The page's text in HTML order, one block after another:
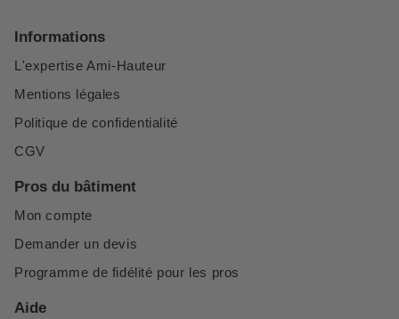
Informations
L'expertise Ami-Hauteur
Mentions légales
Politique de confidentialité
CGV
Pros du bâtiment
Mon compte
Demander un devis
Programme de fidélité pour les pros
Aide